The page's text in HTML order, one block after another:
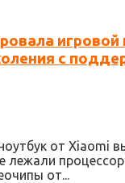
игровой
с
от Xiaomi
лежали
от...